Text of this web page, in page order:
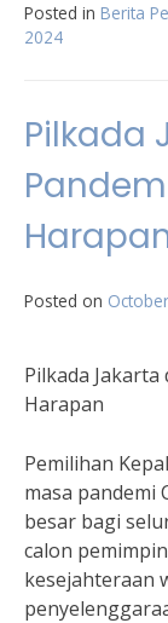
Posted in Berita
2024
Pilkada
Posted on
Pilkada
Harapan
Pemilihan
masa pandemi
besar bagi
calon
kesejahteraan